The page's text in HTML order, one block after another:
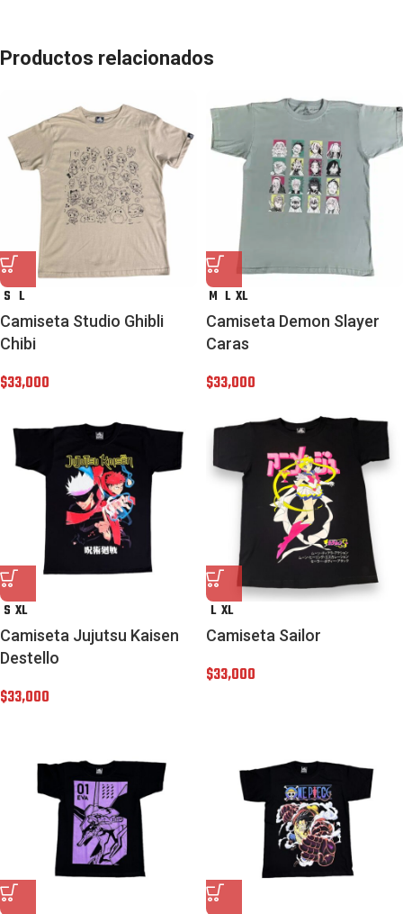
Productos relacionados
S L
Camiseta Studio Ghibli
Chibi
$33,000
M L XL
Camiseta Demon Slayer
Caras
$33,000
S XL
Camiseta Jujutsu Kaisen
Destello
$33,000
L XL
Camiseta Sailor
$33,000